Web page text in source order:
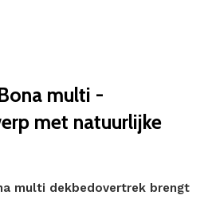
multi -
met natuurlijke
multi dekbedovertrek brengt